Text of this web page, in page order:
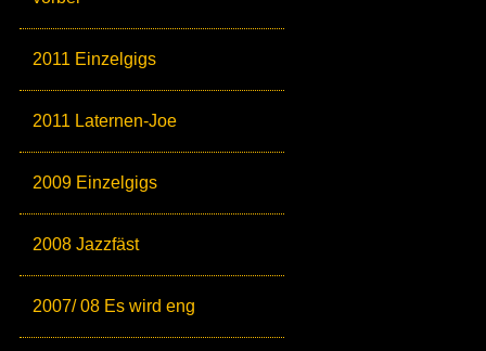
2011 Einzelgigs
2011 Laternen-Joe
2009 Einzelgigs
2008 Jazzfäst
2007/ 08 Es wird eng